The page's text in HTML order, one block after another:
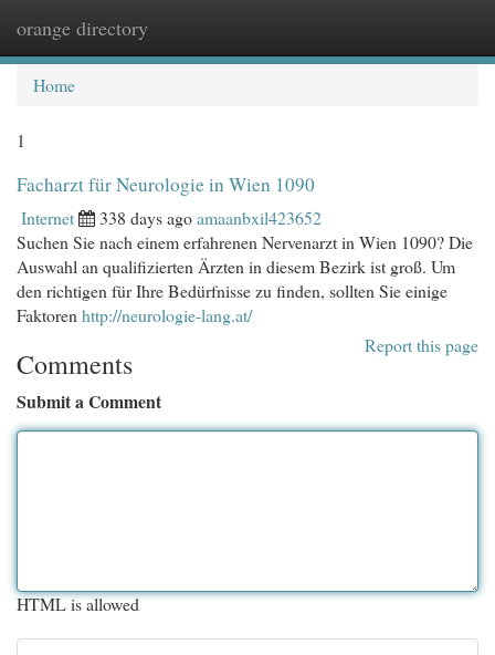
orange directory
Home
1
Facharzt für Neurologie in Wien 1090
Internet 338 days agoamaanbxil423652
Suchen Sie nach einem erfahrenen Nervenarzt in Wien 1090? Die
Auswahl an qualifizierten Ärzten in diesem Bezirk ist groß. Um
den richtigen für Ihre Bedürfnisse zu finden, sollten Sie einige
Faktoren http://neurologie-lang.at/
Report this page
Comments
Submit a Comment
HTML is allowed